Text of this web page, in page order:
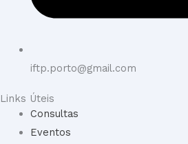
iftp.porto@gmail.com
Links Úteis
Consultas
Eventos